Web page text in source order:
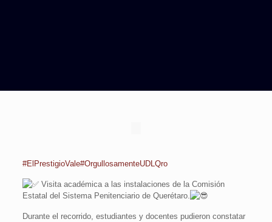
#ElPrestigioVale#OrgullosamenteUDLQro
Visita académica a las instalaciones de la Comisión
Estatal del Sistema Penitenciario de Querétaro.
Durante el recorrido, estudiantes y docentes pudieron constatar